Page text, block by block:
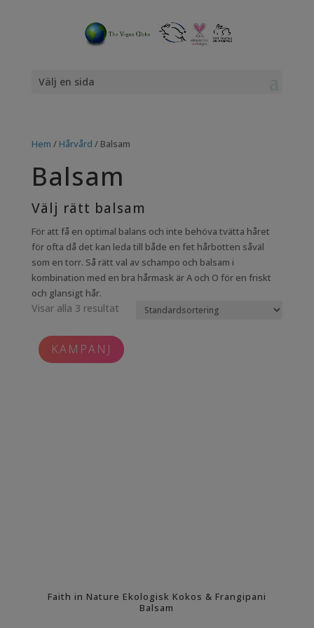
Välj en sida
Hem / Hårvård / Balsam
Balsam
Välj rätt balsam
För att få en optimal balans och inte behöva tvätta håret
för ofta då det kan leda till både en fet hårbotten såväl
som en torr. Så rätt val av schampo och balsam i
kombination med en bra hårmask är A och O för en friskt
och glansigt hår.
Visar alla 3 resultat
KAMPANJ
Faith in Nature Ekologisk Kokos & Frangipani
Balsam